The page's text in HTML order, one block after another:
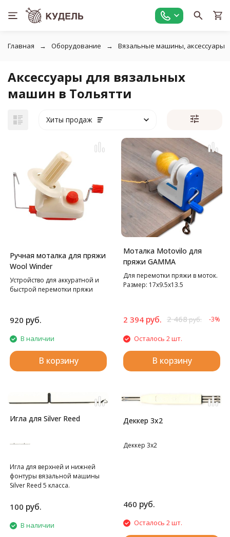
Главная Оборудование Вязальные машины, аксессуары
Аксессуары для вязальных
машин в Тольятти
Хиты продаж
Ручная моталка для пряжи
Wool Winder
Устройство для аккуратной и
быстрой перемотки пряжи
920 руб.
В наличии
В корзину
Моталка Motovilo для
пряжи GAMMA
Для перемотки пряжи в моток.
Размер: 17х9.5х13.5
2 394 руб. 2 468руб. -3%
Осталось 2 шт.
В корзину
Игла для Silver Reed
Игла для верхней и нижней
фонтуры вязальной машины
Silver Reed 5 класса.
100 руб.
В наличии
Деккер 3х2
Деккер 3х2
460 руб.
Осталось 2 шт.